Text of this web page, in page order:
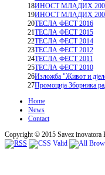
18ИНОСТ МЛАДИХ
19ИНОСТ МЛАДИХ
20ТЕСЛА ФЕСТ 2016
21ТЕСЛА ФЕСТ 2015
22ТЕСЛА ФЕСТ 2014
23ТЕСЛА ФЕСТ 2012
24ТЕСЛА ФЕСТ 2011
25ТЕСЛА ФЕСТ 2010
26Изложба "Живот и
27Промоција Зборника
Home
News
Contact
Copyright © 2015 Savez inovatora